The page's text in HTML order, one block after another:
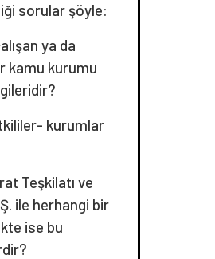
sorular şöyle:
ya da
kamu kurumu
kurumlar
Teşkilatı ve
ile herhangi bir
ise bu